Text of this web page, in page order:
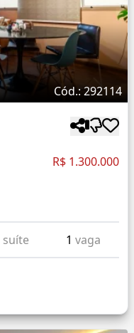
Cód.: 292114
R$ 1.300.000
suíte 1 vaga